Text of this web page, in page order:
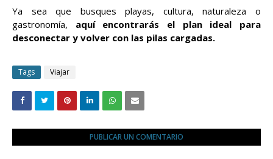
Ya sea que busques playas, cultura, naturaleza o
gastronomía, aquí encontrarás el plan ideal para
desconectar y volver con las pilas cargadas.
Tags Viajar
PUBLICAR UN COMENTARIO